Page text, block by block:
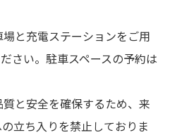
と充電ステーションをご用
さい。駐車スペースの予約は
と安全を確保するため、来
立ち入りを禁止しておりま